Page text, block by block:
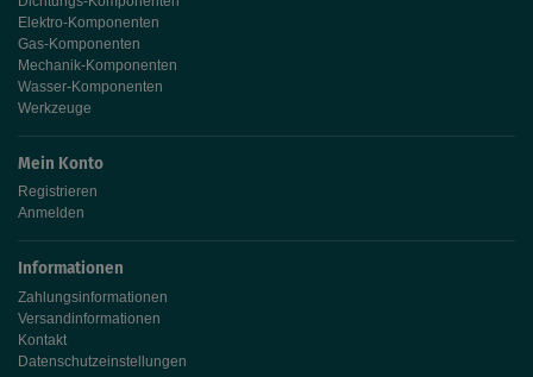
Elektro-Komponenten
Gas-Komponenten
Mechanik-Komponenten
Wasser-Komponenten
Werkzeuge
Mein Konto
Registrieren
Anmelden
Informationen
Zahlungsinformationen
Versandinformationen
Kontakt
Datenschutzeinstellungen